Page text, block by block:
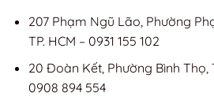
207 Phạm Ngũ Lão, Phường
TP. HCM – 0931 155 102
20 Đoàn Kết, Phường Bình Thọ,
0908 894 554